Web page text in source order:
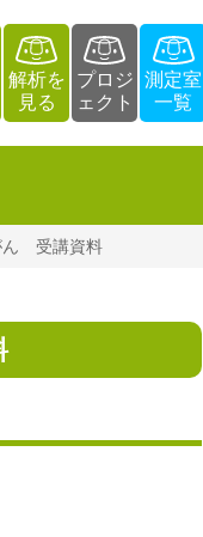
解析を
見る
プロジ
ェクト
測定室
一覧
ん 受講資料